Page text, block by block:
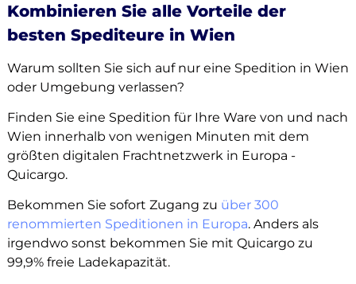
Kombinieren Sie alle Vorteile der
besten Spediteure in Wien
Warum sollten Sie sich auf nur eine Spedition in Wien
oder Umgebung verlassen?
Finden Sie eine Spedition für Ihre Ware von und nach
Wien innerhalb von wenigen Minuten mit dem
größten digitalen Frachtnetzwerk in Europa -
Quicargo.
Bekommen Sie sofort Zugang zu über 300
renommierten Speditionen in Europa. Anders als
irgendwo sonst bekommen Sie mit Quicargo zu
99,9% freie Ladekapazität.